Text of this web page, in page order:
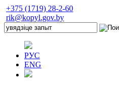
+375 (1719) 28-2-60
rik@kopyl.gov.by
РУС
ENG